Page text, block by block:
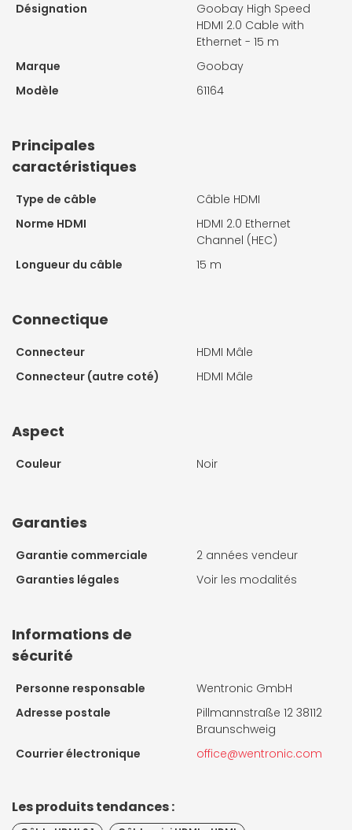
Désignation
Goobay High Speed
HDMI 2.0 Cable with
Ethernet - 15 m
Marque
Goobay
Modèle
61164
Principales
caractéristiques
Type de câble
Câble HDMI
Norme HDMI
HDMI 2.0 Ethernet
Channel (HEC)
Longueur du câble
15 m
Connectique
Connecteur
HDMI Mâle
Connecteur (autre coté)
HDMI Mâle
Aspect
Couleur Noir
Garanties
Garantie commerciale
2 années vendeur
Garanties légales
Voir les modalités
Informations de
sécurité
Personne responsable
Wentronic GmbH
Adresse postale
Pillmannstraße 12 38112
Braunschweig
Courrier électronique
office@wentronic.com
Les produits tendances :